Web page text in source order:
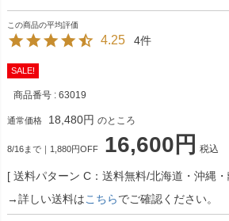
4.25 4
SALE!
商品番号 63019
通常価格 18,480 のところ
8/16まで｜1,880円OFF 16,600 税込
送料パターン C：送料無料/北海道・沖縄・
→詳しい送料はこちらでご確認ください。